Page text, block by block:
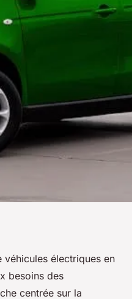
votre
véhicules électriques en
besoins des
centrée sur la